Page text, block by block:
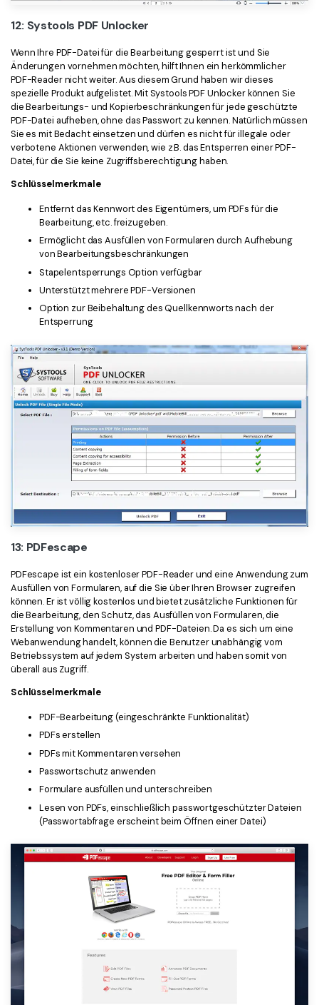
12: Systools PDF Unlocker
Wenn Ihre PDF-Datei für die Bearbeitung gesperrt ist und Sie
Änderungen vornehmen möchten, hilft Ihnen ein herkömmlicher
PDF-Reader nicht weiter. Aus diesem Grund haben wir dieses
spezielle Produkt aufgelistet. Mit Systools PDF Unlocker können Sie
die Bearbeitungs- und Kopierbeschränkungen für jede geschützte
PDF-Datei aufheben, ohne das Passwort zu kennen. Natürlich müssen
Sie es mit Bedacht einsetzen und dürfen es nicht für illegale oder
verbotene Aktionen verwenden, wie z.B. das Entsperren einer PDF-
Datei, für die Sie keine Zugriffsberechtigung haben.
Schlüsselmerkmale
Entfernt das Kennwort des Eigentümers, um PDFs für die
Bearbeitung, etc. freizugeben.
Ermöglicht das Ausfüllen von Formularen durch Aufhebung
von Bearbeitungsbeschränkungen
Stapelentsperrungs Option verfügbar
Unterstützt mehrere PDF-Versionen
Option zur Beibehaltung des Quellkennworts nach der
Entsperrung
13: PDFescape
PDFescape ist ein kostenloser PDF-Reader und eine Anwendung zum
Ausfüllen von Formularen, auf die Sie über Ihren Browser zugreifen
können. Er ist völlig kostenlos und bietet zusätzliche Funktionen für
die Bearbeitung, den Schutz, das Ausfüllen von Formularen, die
Erstellung von Kommentaren und PDF-Dateien. Da es sich um eine
Webanwendung handelt, können die Benutzer unabhängig vom
Betriebssystem auf jedem System arbeiten und haben somit von
überall aus Zugriff.
Schlüsselmerkmale
PDF-Bearbeitung (eingeschränkte Funktionalität)
PDFs erstellen
PDFs mit Kommentaren versehen
Passwortschutz anwenden
Formulare ausfüllen und unterschreiben
Lesen von PDFs, einschließlich passwortgeschützter Dateien
(Passwortabfrage erscheint beim Öffnen einer Datei)